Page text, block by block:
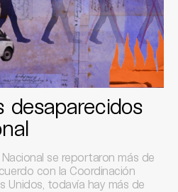
desaparecidos
se reportaron más de
con la Coordinación
Unidos, todavía hay más de